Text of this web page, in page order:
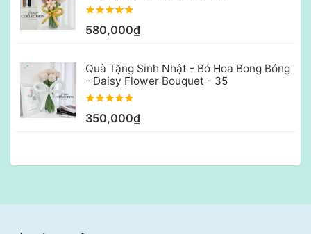
580,000₫
Quà Tặng Sinh Nhật - Bó Hoa Bong Bóng
- Daisy Flower Bouquet - 35
350,000₫